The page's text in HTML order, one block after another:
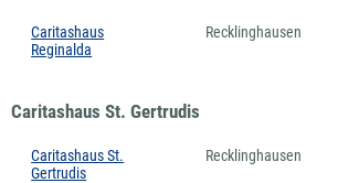
Caritashaus
Reginalda
Recklinghausen
Caritashaus St. Gertrudis
Caritashaus St.
Gertrudis
Recklinghausen